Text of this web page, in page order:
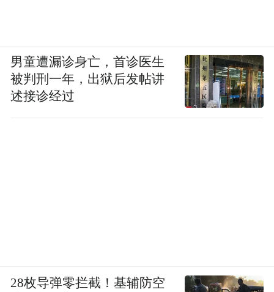
男童遭漏诊身亡，首诊医生
被判刑一年，出狱后发帖讲
述接诊经过
28枚导弹零拦截！基辅防空